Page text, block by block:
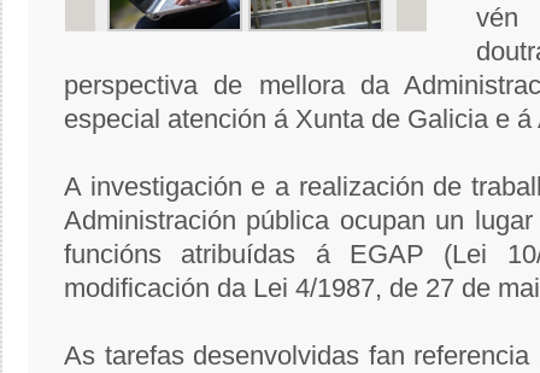
vén
perspectiva de mellora da
especial atención á Xunta de Galicia e
A investigación e a realización de
Administración pública ocupan un
funcións atribuídas á EGAP (Lei
modificación da Lei 4/1987, de 27 de
As tarefas desenvolvidas fan